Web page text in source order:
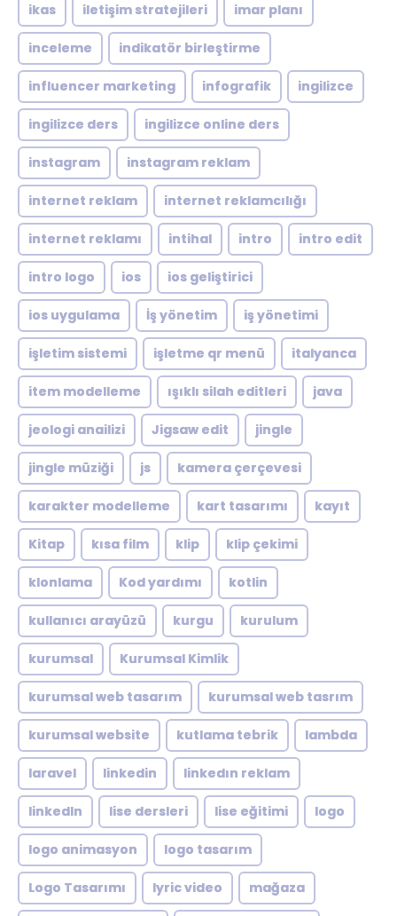
ikas iletişim stratejileri imar planı
inceleme indikatör birleştirme
influencer marketing infografik ingilizce
ingilizce ders ingilizce online ders
instagram instagram reklam
internet reklam internet reklamcılığı
internet reklamı intihal intro intro edit
intro logo ios ios geliştirici
ios uygulama İş yönetim iş yönetimi
işletim sistemi işletme qr menü italyanca
item modelleme ışıklı silah editleri java
jeologi anailizi Jigsaw edit jingle
jingle müziği js kamera çerçevesi
karakter modelleme kart tasarımı kayıt
Kitap kısa film klip klip çekimi
klonlama Kod yardımı kotlin
kullanıcı arayüzü kurgu kurulum
kurumsal Kurumsal Kimlik
kurumsal web tasarım kurumsal web tasrım
kurumsal website kutlama tebrik lambda
laravel linkedin linkedın reklam
linkedln lise dersleri lise eğitimi logo
logo animasyon logo tasarım
Logo Tasarımı lyric video mağaza